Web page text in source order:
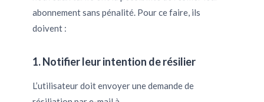
abonnement sans pénalité. Pour ce faire, ils
doivent :
1. Notifier leur intention de résilier
L’utilisateur doit envoyer une demande de